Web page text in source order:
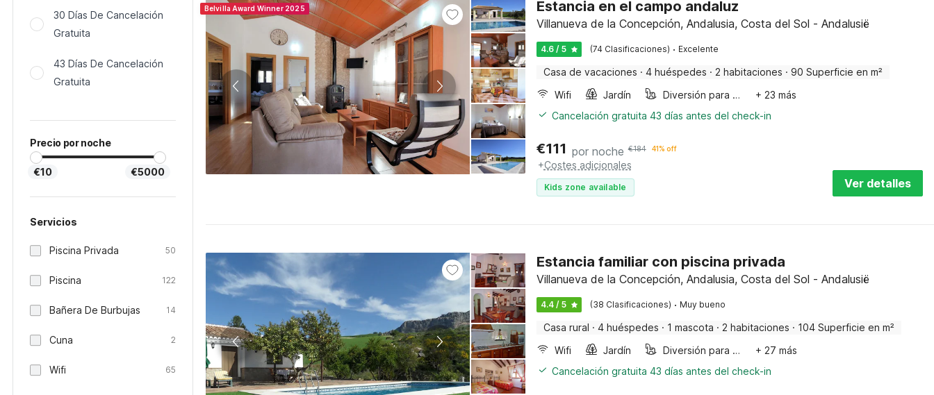
30 Días De Cancelación
Gratuita
43 Días De Cancelación
Gratuita
Precio por noche
€10 €5000
Servicios
Piscina Privada 50
Piscina 122
Bañera De Burbujas 14
Cuna 2
Wifi 65
Belvilla Award Winner 2025 Estancia en el campo andaluz
Villanueva de la Concepción, Andalusia, Costa del Sol - Andalusië
4.6 / 5 (74 Clasificaciones) · Excelente
Casa de vacaciones · 4 huéspedes · 2 habitaciones · 90 Superficie en m²
Wifi
Jardín Diversión para niños
+ 23 más
Cancelación gratuita 43 días antes del check-in
€111 por noche €184 41% off
+Costes adicionales
Kids zone available Ver detalles
Estancia familiar con piscina privada
Villanueva de la Concepción, Andalusia, Costa del Sol - Andalusië
4.4 / 5 (38 Clasificaciones) · Muy bueno
Casa rural · 4 huéspedes · 1 mascota · 2 habitaciones · 104 Superficie en m²
Wifi
Jardín Diversión para niños
+ 27 más
Cancelación gratuita 43 días antes del check-in